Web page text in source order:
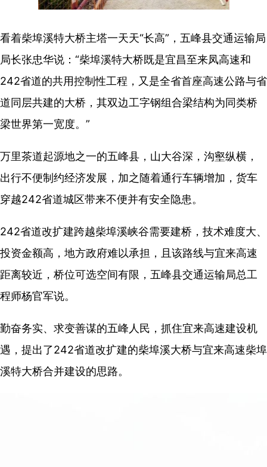
看着柴埠溪特大桥主塔一天天“长高”，五峰县交通运输局
局长张忠华说：“柴埠溪特大桥既是宜昌至来凤高速和
242省道的共用控制性工程，又是全省首座高速公路与省
道同层共建的大桥，其双边工字钢组合梁结构为同类桥
梁世界第一宽度。”
万里茶道起源地之一的五峰县，山大谷深，沟壑纵横，
出行不便制约经济发展，加之随着通行车辆增加，货车
穿越242省道城区带来不便并有安全隐患。
242省道改扩建跨越柴埠溪峡谷需要建桥，技术难度大、
投资金额高，地方政府难以承担，且该路线与宜来高速
距离较近，桥位可选空间有限，五峰县交通运输局总工
程师杨官军说。
勤奋务实、求变善谋的五峰人民，抓住宜来高速建设机
遇，提出了242省道改扩建的柴埠溪大桥与宜来高速柴埠
溪特大桥合并建设的思路。